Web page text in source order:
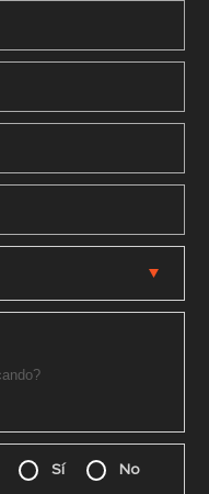
Sí No